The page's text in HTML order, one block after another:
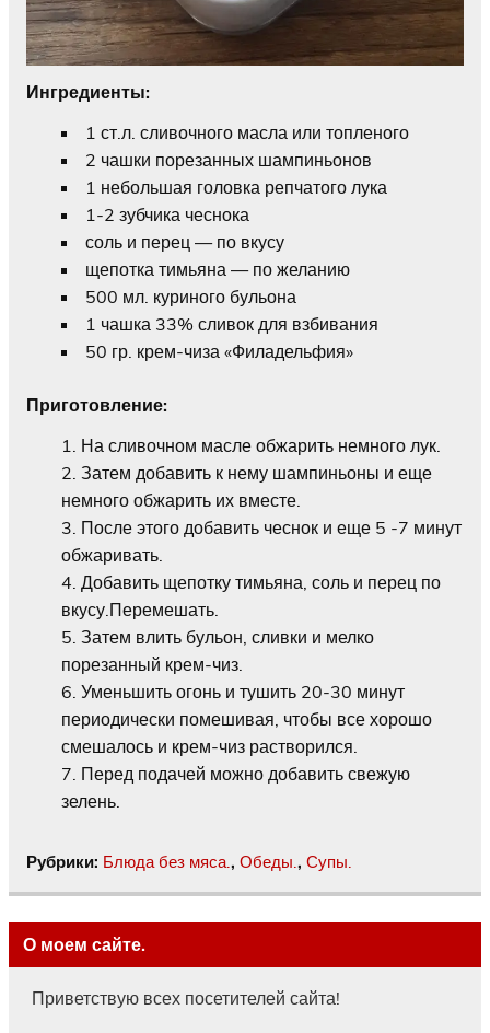
Ингредиенты:
1 ст.л. сливочного масла или топленого
2 чашки порезанных шампиньонов
1 небольшая головка репчатого лука
1-2 зубчика чеснока
соль и перец — по вкусу
щепотка тимьяна — по желанию
500 мл. куриного бульона
1 чашка 33% сливок для взбивания
50 гр. крем-чиза «Филадельфия»
Приготовление:
На сливочном масле обжарить немного лук.
Затем добавить к нему шампиньоны и еще
немного обжарить их вместе.
После этого добавить чеснок и еще 5 -7 минут
обжаривать.
Добавить щепотку тимьяна, соль и перец по
вкусу.Перемешать.
Затем влить бульон, сливки и мелко
порезанный крем-чиз.
Уменьшить огонь и тушить 20-30 минут
периодически помешивая, чтобы все хорошо
смешалось и крем-чиз растворился.
Перед подачей можно добавить свежую
зелень.
Рубрики: Блюда без мяса. , Обеды. , Супы.
О моем сайте.
Приветствую всех посетителей сайта!